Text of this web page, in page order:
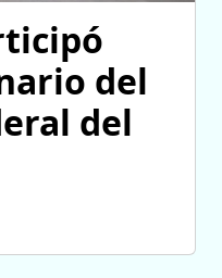
del
del